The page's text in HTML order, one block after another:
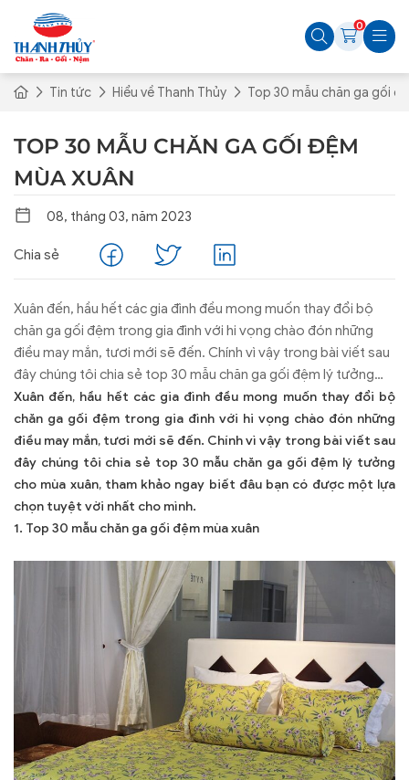
0
Tin tức Hiểu về Thanh Thủy Top 30 mẫu chăn ga gối
TOP 30 MẪU CHĂN GA GỐI ĐỆM
MÙA XUÂN
08, tháng 03, năm 2023
Chia sẻ
Xuân đến, hầu hết các gia đình đều mong muốn thay đổi bộ
chăn ga gối đệm trong gia đình với hi vọng chào đón những
điều may mắn, tươi mới sẽ đến. Chính vì vậy trong bài viết sau
đây chúng tôi chia sẻ top 30 mẫu chăn ga gối đệm lý tưởng
cho mùa xuân, tham khảo ngay biết đâu bạn có được một lựa
chọn tuyệt vời nhất cho mình.
Xuân đến, hầu hết các gia đình đều mong muốn thay đổi bộ
chăn ga gối đệm trong gia đình với hi vọng chào đón những
điều may mắn, tươi mới sẽ đến. Chính vì vậy trong bài viết sau
đây chúng tôi chia sẻ top 30 mẫu chăn ga gối đệm lý tưởng
cho mùa xuân, tham khảo ngay biết đâu bạn có được một lựa
chọn tuyệt vời nhất cho mình.
1. Top 30 mẫu chăn ga gối đệm mùa xuân